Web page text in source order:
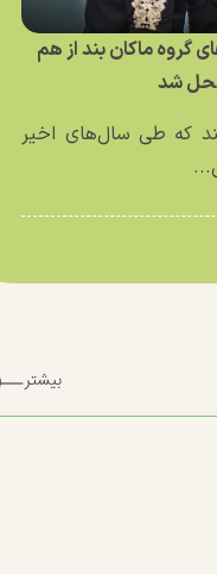
گروه ماکان بند از هم
شد
که طی سال‌های اخیر